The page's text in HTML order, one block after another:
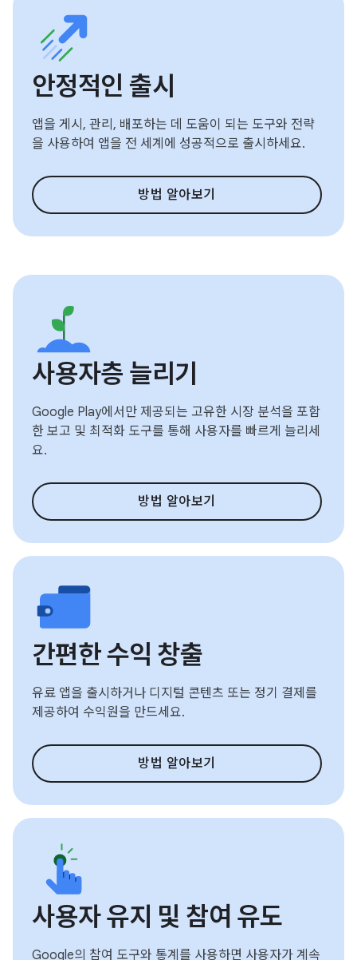
안정적인 출시
앱을 게시, 관리, 배포하는 데 도움이 되는 도구와 전략
을 사용하여 앱을 전 세계에 성공적으로 출시하세요.
방법 알아보기
사용자층 늘리기
Google Play에서만 제공되는 고유한 시장 분석을 포함
한 보고 및 최적화 도구를 통해 사용자를 빠르게 늘리세
요.
방법 알아보기
간편한 수익 창출
유료 앱을 출시하거나 디지털 콘텐츠 또는 정기 결제를
제공하여 수익원을 만드세요.
방법 알아보기
사용자 유지 및 참여 유도
Google의 참여 도구와 통계를 사용하면 사용자가 계속